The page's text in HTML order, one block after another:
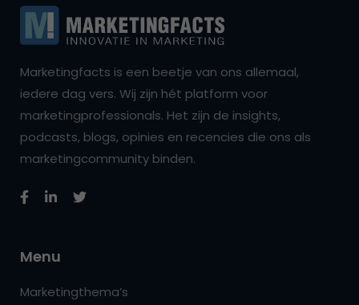
Marketingfacts is een beetje van ons allemaal,
iedere dag vers. Wij zijn hét platform voor
marketingprofessionals. Het zijn de insights,
podcasts, blogs, opinies en recencies die ons als
marketingcommunity binden.
Menu
Marketingthema’s